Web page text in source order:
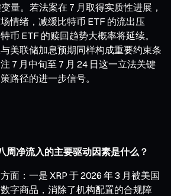
量。若法案在 7 月取得实质性进展，
情绪，减缓比特币 ETF 的流出压
币 ETF 的赎回趋势大概率将延续。
美联储加息预期同样构成重要约束条
7 月中旬至 7 月 24 日这一立法关键
路径的进一步信号。
周净流入的主要驱动因素是什么？
面：一是 XRP 于 2026 年 3 月被美国
字商品，消除了机构配置的合规障